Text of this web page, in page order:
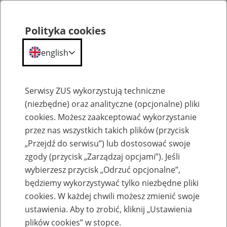
Komunikaty
Polityka cookies
english
Serwisy ZUS wykorzystują techniczne
(niezbędne) oraz analityczne (opcjonalne) pliki
cookies. Możesz zaakceptować wykorzystanie
przez nas wszystkich takich plików (przycisk
„Przejdź do serwisu”) lub dostosować swoje
zgody (przycisk „Zarządzaj opcjami”). Jeśli
wybierzesz przycisk „Odrzuć opcjonalne”,
będziemy wykorzystywać tylko niezbędne pliki
cookies. W każdej chwili możesz zmienić swoje
ustawienia. Aby to zrobić, kliknij „Ustawienia
plików cookies” w stopce.